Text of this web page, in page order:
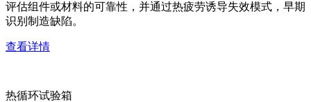
评估组件或材料的可靠性，并通过热疲劳诱导失效模式，早期
识别制造缺陷。
查看详情
热循环试验箱